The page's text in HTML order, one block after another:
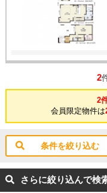
2
2
会員限定物件は
条件を絞り込む
さらに絞り込んで検